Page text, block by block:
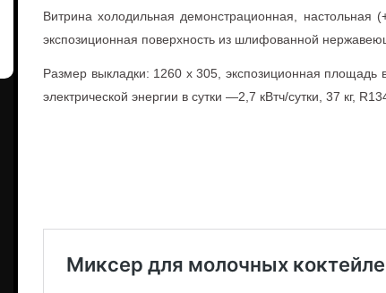
Витрина холодильная демонстрационная, настольная
экспозиционная поверхность из шлифованной
Размер выкладки: 1260 х 305, экспозиционная
электрической энергии в сутки —2,7 кВтч/сутки, 37 кг,